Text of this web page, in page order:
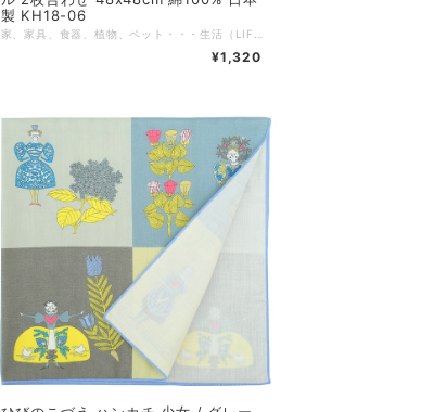
製 KH18-06
¥1,320